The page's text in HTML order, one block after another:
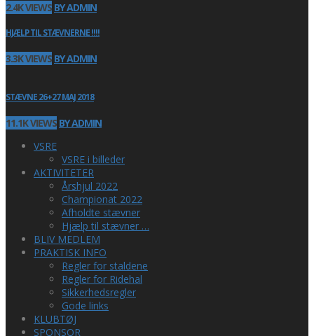
2.4K VIEWS BY ADMIN
HJÆLP TIL STÆVNERNE !!!!
3.3K VIEWS BY ADMIN
STÆVNE 26+27 MAJ 2018
11.1K VIEWS BY ADMIN
VSRE
VSRE i billeder
AKTIVITETER
Årshjul 2022
Championat 2022
Afholdte stævner
Hjælp til stævner …
BLIV MEDLEM
PRAKTISK INFO
Regler for staldene
Regler for Ridehal
Sikkerhedsregler
Gode links
KLUBTØJ
SPONSOR